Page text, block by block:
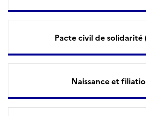
Pacte civil de solidarité
Naissance et